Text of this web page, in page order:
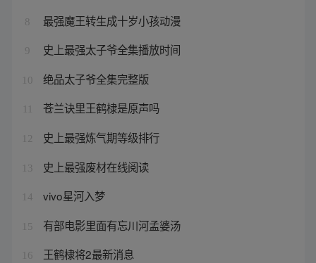
8 最强魔王转生成十岁小孩动漫
9 史上最强太子爷全集播放时间
10 绝品太子爷全集完整版
苍兰诀里王鹤棣是原声吗
12 史上最强炼气期等级排行
13 史上最强废材在线阅读
14 vivo星河入梦
15 有部电影里面有忘川河孟婆汤
16 王鹤棣将2最新消息